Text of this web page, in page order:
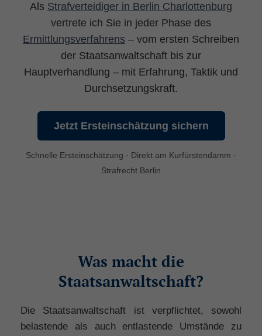
Als Strafverteidiger in Berlin Charlottenburg
vertrete ich Sie in jeder Phase des
Ermittlungsverfahrens – vom ersten Schreiben
der Staatsanwaltschaft bis zur
Hauptverhandlung – mit Erfahrung, Taktik und
Durchsetzungskraft.
Jetzt Ersteinschätzung sichern
Schnelle Ersteinschätzung · Direkt am Kurfürstendamm ·
Strafrecht Berlin
Was macht die
Staatsanwaltschaft?
Die Staatsanwaltschaft ist verpflichtet, sowohl
belastende als auch entlastende Umstände zu